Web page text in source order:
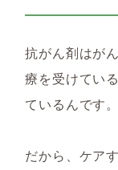
抗がん剤はが
療を受けてい
ているんです。
だから、ケア